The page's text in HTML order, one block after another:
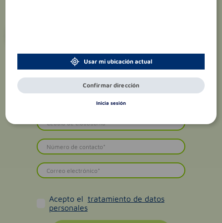
Acepto el tratamiento de datos
personales
Usar mi ubicación actual
Confirmar dirección
Inicia sesión